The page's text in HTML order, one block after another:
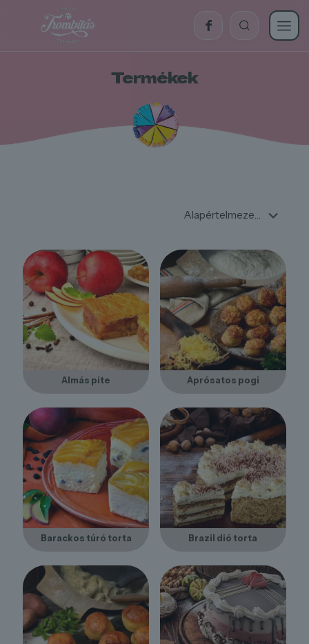
Termékek
Almás pite Aprósatos pogi
Barackos túró torta Brazil dió torta